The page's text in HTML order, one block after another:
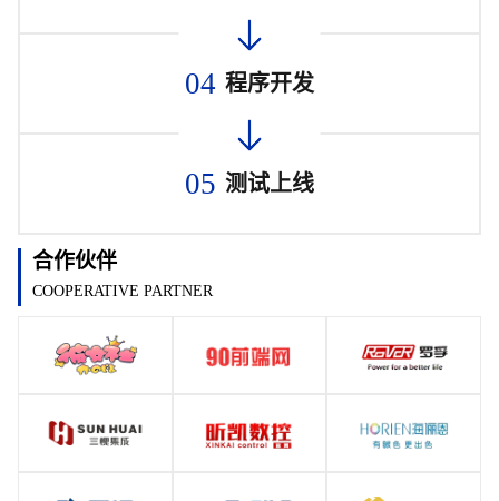
04 程序开发
05 测试上线
合作伙伴
COOPERATIVE PARTNER